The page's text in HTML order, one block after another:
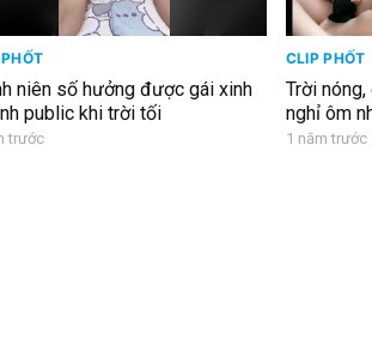
niên số hưởng được gái xinh
public khi trời tối
trước
CLIP PHỐT
Trời
nghỉ ôm
1 năm trước